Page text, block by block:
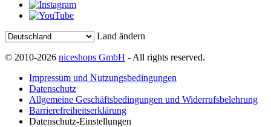
Land ändern
© 2010-2026 niceshops GmbH - All rights reserved.
Impressum und Nutzungsbedingungen
Datenschutz
Allgemeine Geschäftsbedingungen und Widerrufsbelehrung
Barrierefreiheitserklärung
Datenschutz-Einstellungen